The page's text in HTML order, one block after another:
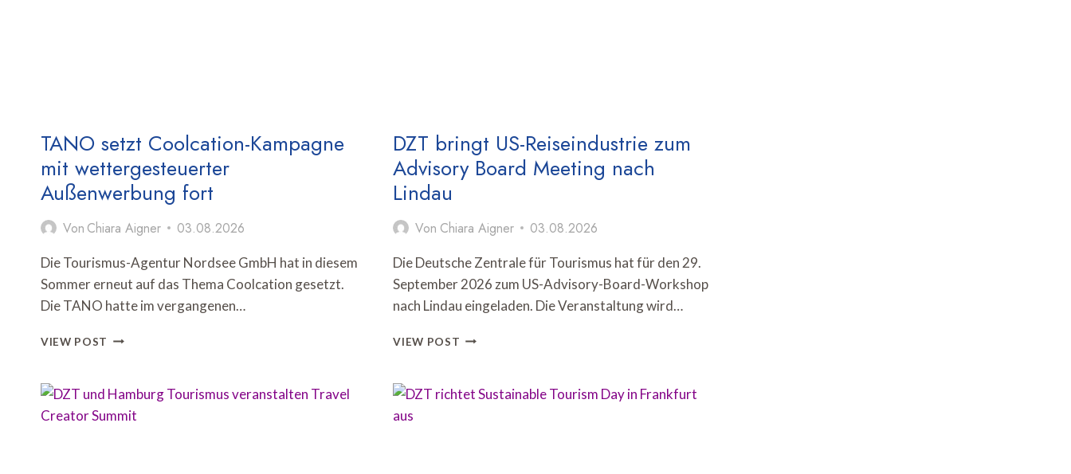
TANO setzt Coolcation-Kampagne
mit wettergesteuerter
Außenwerbung fort
Von Chiara Aigner 03.08.2026
Die Tourismus-Agentur Nordsee GmbH hat in diesem
Sommer erneut auf das Thema Coolcation gesetzt.
Die TANO hatte im vergangenen…
VIEW POST TANO
KAMPAGNE
WETTERGESTEUERTER
DZT bringt US-Reiseindustrie zum
Advisory Board Meeting nach
Lindau
Von Chiara Aigner 03.08.2026
Die Deutsche Zentrale für Tourismus hat für den 29.
September 2026 zum US-Advisory-Board-Workshop
nach Lindau eingeladen. Die Veranstaltung wird…
VIEW POST DZT
REISEINDUSTRIE